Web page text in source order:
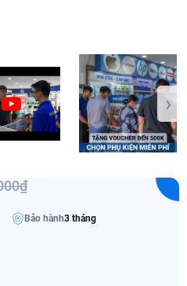
›
Bảo hành3 tháng